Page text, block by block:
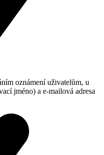
oznámení uživatelům, u
jméno) a e-mailová adresa